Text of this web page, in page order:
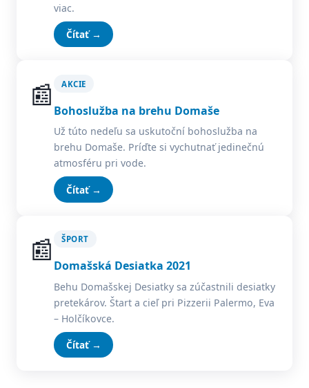
viac.
Čítať →
📰 AKCIE
Bohoslužba na brehu Domaše
Už túto nedeľu sa uskutoční bohoslužba na
brehu Domaše. Príďte si vychutnať jedinečnú
atmosféru pri vode.
Čítať →
📰 ŠPORT
Domašská Desiatka 2021
Behu Domašskej Desiatky sa zúčastnili desiatky
pretekárov. Štart a cieľ pri Pizzerii Palermo, Eva
– Holčíkovce.
Čítať →